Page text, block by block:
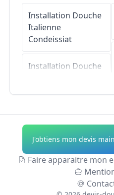
Installation Douche
Italienne
Condeissiat
Installation Douche
ItalienneSaint-
Installation Douche
Italienne
Chanoz-
J'obtiens mon devis
Faire apparaitre mon